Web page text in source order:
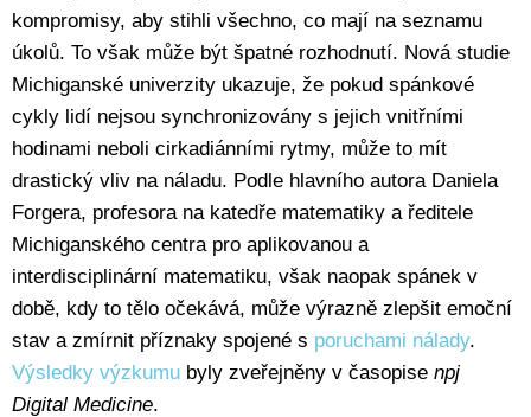
kompromisy, aby stihli všechno, co mají na seznamu
úkolů. To však může být špatné rozhodnutí. Nová studie
Michiganské univerzity ukazuje, že pokud spánkové
cykly lidí nejsou synchronizovány s jejich vnitřními
hodinami neboli cirkadiánními rytmy, může to mít
drastický vliv na náladu. Podle hlavního autora Daniela
Forgera, profesora na katedře matematiky a ředitele
Michiganského centra pro aplikovanou a
interdisciplinární matematiku, však naopak spánek v
době, kdy to tělo očekává, může výrazně zlepšit emoční
stav a zmírnit příznaky spojené s poruchami nálady.
Výsledky výzkumu byly zveřejněny v časopise npj
Digital Medicine.